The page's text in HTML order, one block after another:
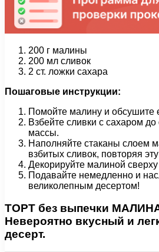
200 г малины
200 мл сливок
2 ст. ложки сахара
Пошаговые инструкции:
Помойте малину и обсушите
Взбейте сливки с сахаром
массы.
Наполняйте стаканы слоем
взбитых сливок, повторяя
Декорируйте малиной
Подавайте немедленно и
великолепным десертом!
ТОРТ без выпечки
Невероятно вкусный и
десерт.